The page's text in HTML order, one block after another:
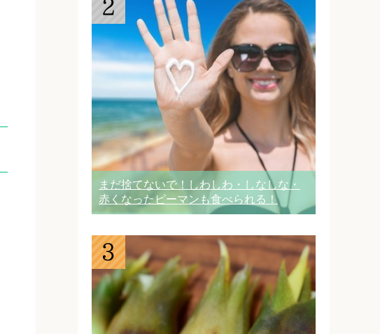
まだ捨てないで！しわしわ・しなしな・
赤くなったピーマンも食べられる！